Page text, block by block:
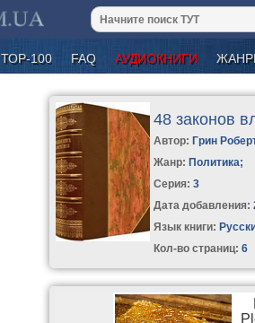
ТОР-100 FAQ АУДИОКНИГИ
48 законов
Автор: Грин
Жанр: Политика;
Серия:3
Дата добавления:
Язык книги:
Кол-во страниц: 6